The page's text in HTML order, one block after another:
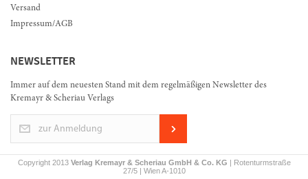
Versand
Impressum/AGB
NEWSLETTER
Immer auf dem neuesten Stand mit dem regelmäßigen Newsletter des
Kremayr & Scheriau Verlags
zur Anmeldung
Copyright 2013 Verlag Kremayr & Scheriau GmbH & Co. KG | Rotenturmstraße
27/5 | Wien A-1010